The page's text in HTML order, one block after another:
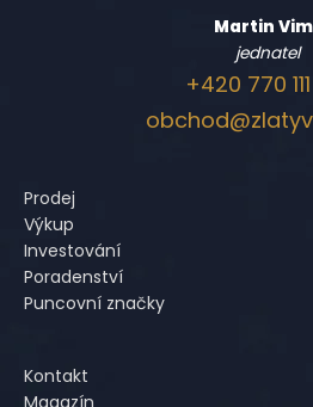
Martin
jednatel
+420 770
Prodej
Výkup
Investování
Poradenství
Puncovní značky
Kontakt
Magazín